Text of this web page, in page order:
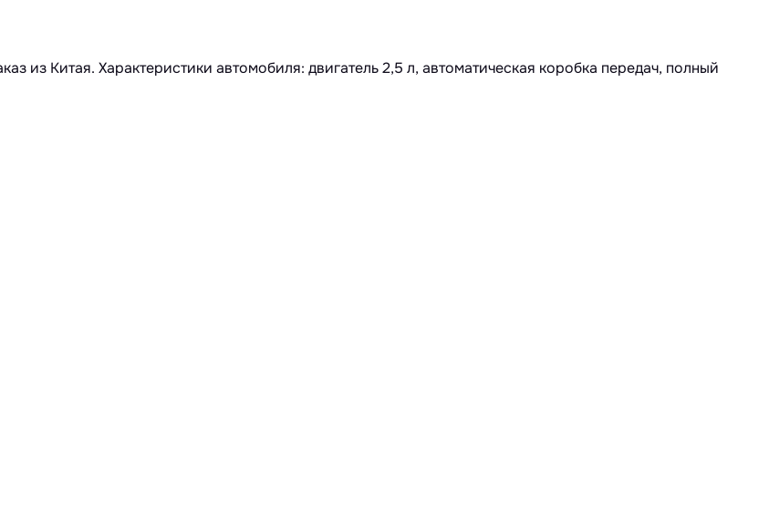
из Китая. Характеристики автомобиля: двигатель 2,5 л, автоматическая коробка передач, полный